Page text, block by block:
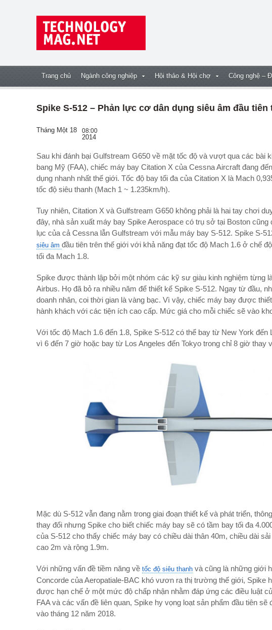
Trang chủ Ngành công nghiệp Hội thảo & Hội chợ Công nghệ –
Spike S-512 – Phản lực cơ dân dụng siêu âm đầu
Tháng Một 18 08:00
2014
Sau khi đánh bại Gulfstream G650 về mặt tốc độ và vượt qua các bài kiểm tra của cục hàng không liên
bang Mỹ (FAA), chiếc máy bay Citation X của Cessna Aircraft đang
dụng nhanh nhất thế giới. Tốc độ bay tối đa của Citation X là Mach
tốc độ siêu thanh (Mach 1 ~ 1.235km/h).
Tuy nhiên, Citation X và Gulfstream G650 không phải là hai tay chơi
đây, nhà sản xuất máy bay Spike Aerospace có trụ sở tại Boston
lục của cả Cessna lẫn Gulfstream với mẫu máy bay S-512. Spike S-
siêu âm đầu tiên trên thế giới với khả năng đạt tốc độ Mach 1.6 ở chế
tối đa Mach 1.8.
Spike được thành lập bởi một nhóm các kỹ sư giàu kinh nghiệm từng
Airbus. Họ đã bỏ ra nhiều năm để thiết kế Spike S-512. Ngay từ đầu,
doanh nhân, coi thời gian là vàng bạc. Vì vậy, chiếc máy bay được
hành khách với các tiện ích cao cấp. Mức giá cho mỗi chiếc sẽ vào
Với tốc độ Mach 1.6 đến 1.8, Spike S-512 có thể bay từ New York đến
vì 6 đến 7 giờ hoặc bay từ Los Angeles đến Tokyo trong chỉ 8 giờ thay
Mặc dù S-512 vẫn đang nằm trong giai đoạn thiết kế và phát triển,
thay đổi nhưng Spike cho biết chiếc máy bay sẽ có tầm bay tối đa
của S-512 cho thấy chiếc máy bay có chiều dài thân 40m, chiều dài
cao 2m và rộng 1.9m.
Với những vấn đề tiềm năng về tốc độ siêu thanh và cũng là những giới
Concorde của Aeropatiale-BAC khó vươn ra thị trường thế giới, Spike
được hạn chế ở một mức độ chấp nhận nhằm đáp ứng các điều luật
FAA và các vấn đề liên quan, Spike hy vọng loạt sản phẩm đầu tiên
vào tháng 12 năm 2018.